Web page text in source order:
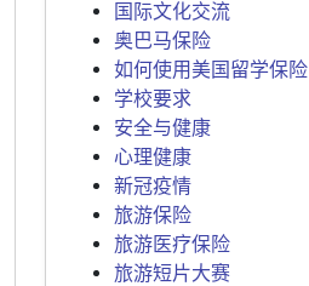
国际文化交流
奥巴马保险
如何使用美国留学保险
学校要求
安全与健康
心理健康
新冠疫情
旅游保险
旅游医疗保险
旅游短片大赛